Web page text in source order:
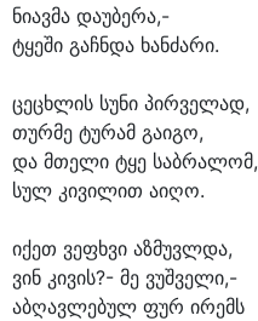
ნიავმა დაუბერა,-
ტყეში გაჩნდა ხანძარი.
ცეცხლის სუნი პირველად,
თურმე ტურამ გაიგო,
და მთელი ტყე საბრალომ,
სულ კივილით აიღო.
იქეთ ვეფხვი აზმუვლდა,
ვინ კივის?- მე ვუშველი,-
აბღავლებულ ფურ ირემს